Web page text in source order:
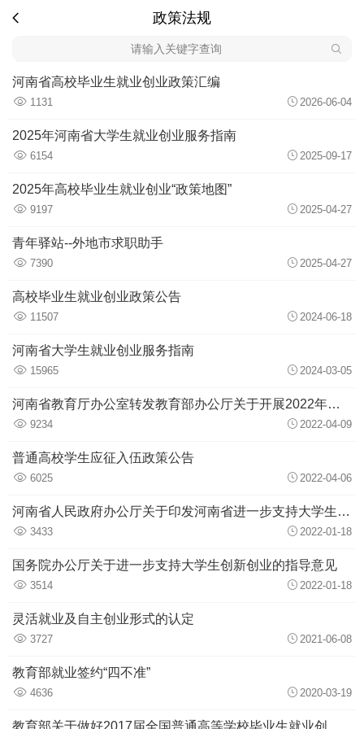
政策法规
河南省高校毕业生就业创业政策汇编
1131 2026-06-04
2025年河南省大学生就业创业服务指南
6154 2025-09-17
2025年高校毕业生就业创业“政策地图”
9197 2025-04-27
青年驿站--外地市求职助手
7390 2025-04-27
高校毕业生就业创业政策公告
11507 2024-06-18
河南省大学生就业创业服务指南
15965 2024-03-05
河南省教育厅办公室转发教育部办公厅关于开展2022年全省高校毕业生就业创业政策宣传月活动的通知
9234 2022-04-09
普通高校学生应征入伍政策公告
6025 2022-04-06
河南省人民政府办公厅关于印发河南省进一步支持大学生创新创业若干措施的通知
3433 2022-01-18
国务院办公厅关于进一步支持大学生创新创业的指导意见
3514 2022-01-18
灵活就业及自主创业形式的认定
3727 2021-06-08
教育部就业签约“四不准”
4636 2020-03-19